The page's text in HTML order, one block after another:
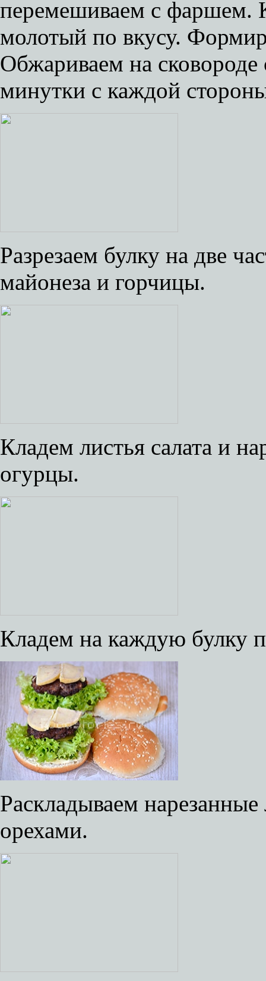
перемешиваем с фаршем.
молотый по вкусу.
Обжариваем на
минутки с каждой
Разрезаем булку на две
майонеза и горчицы.
Кладем листья салата и
огурцы.
Кладем на каждую булку
Раскладываем
орехами.